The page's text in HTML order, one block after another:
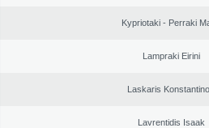
Kypriotaki - Perraki
Lampraki Eirini
Laskaris
Lavrentidis Isaak